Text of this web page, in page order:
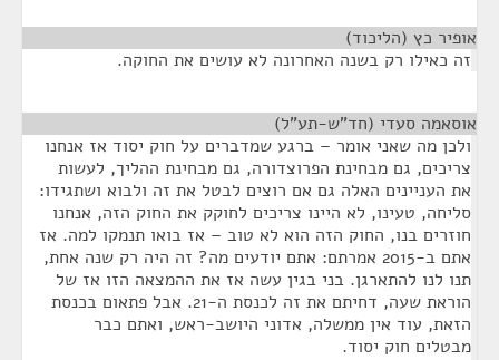
אופיר כץ (הליכוד)
זה כאילו רק בשנה האחרונה לא עושים את החוקה.
אוסאמה סעדי (חד"ש-תע"ל)
ולכן מה שאני אומר – ברגע שמדברים על חוק יסוד אז אנחנו
צריכים, גם מבחינת הפרוצדורה, גם מבחינת ההליך, לעשות
את העניינים האלה גם אם רוצים לבטל את זה ולבוא ושתגידו:
סליחה, טעינו, לא היינו צריכים לחוקק את החוק הזה, אנחנו
חוזרים בנו, החוק הזה הוא לא טוב – אז בואו תנמקו למה. אז
אתם ב-2015 אמרתם: אתם יודעים מה? זה היה רק שנה אחת,
תנו לנו להתארגן. בני בגין עשה אז את ההמצאה הזו אז של
הוראת שעה, דחיתם את זה לכנסת ה-21. אבל פתאום בכנסת
הזאת, עוד אין ממשלה, אדוני היושב-ראש, ואתם כבר
מבטלים חוק יסוד.